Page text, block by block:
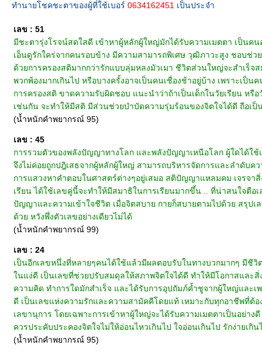
ทำนายโชคชะตาของผู้ที่ใช้เบอร์ 0634162451 เป็นประจำ
เลข : 51
มีชะตารุ่งโรจน์สดใสดี เข้าหาผู้หลักผู้ใหญ่มักได้รับความเมตตา เป็น
เอ็นดูรักใคร่จากคนรอบข้าง มีความสามารถพิเศษ วุฒิภาวะสูง ชอบช่
ด้วยการครองสติมากกว่ารักแบบลุ่มหลงมัวเมา ชีวิตส่วนใหญ่จะสำเร็
พวกพ้องมากเกินไป หรือบางครั้งอาจเป็นคนเชื่องช้าอยู่บ้าง เพราะเ
การครองสติ ขาดความรับผิดชอบ แนะนำว่าถ้าเป็นเด็กในวัยเรียน ห
เช่นกัน จะทำให้มีสติ มีส่วนช่วยบำบัดความรุ่มร้อนของจิตใจได้ดี ถือเป็
(น้ำหนักคำพยากรณ์ 95)
เลข : 45
การรวมตัวของพลังปัญญาทางโลก และพลังปัญญาเหนือโลก ผู้ใดได้ใ
จึงไม่ค่อยถูกปฎิเสธจากผู้หลักผู้ใหญ่ สามารถบริหารจัดการและลำดับค
การแสวงหาคำตอบในศาสตร์ต่างๆอยู่เสมอ สติปัญญาแหลมคม เจรจา
เรียน ได้ใช้เลขคู่นี้จะทำให้มีสมาธิในการเรียนมากขึ้น .. ที่น่าสนใจตื
ปัญญาและความเข้าใจชีวิต เมื่อจิตสบาย กายก็สบายตามไปด้วย สรุป
ด้วย หวังพึ่งตัวเลขอย่างเดียวไม่ได้
(น้ำหนักคำพยากรณ์ 99)
เลข : 24
เป็นอีกเลขหนึ่งที่หลายๆคนได้ใช้แล้วมีผลตอบรับในทางบวกมากๆ มีชี
ในแง่ดี เป็นเลขที่ช่วยปรับสมดุลให้สภาพจิตใจได้ดี ทำให้มีโอกาสและ
ความคิด ทำการใดมักสำเร็จ และได้รับการอุปถัมภ์ค้ำชูจากผู้ใหญ่และเ
ดี เป็นเลขแห่งความรักและความสามัคคีโดยแท้ เหมาะกับทุกอาชีพที่ต้
เลขานุการ โดยเฉพาะการเข้าหาผู้ใหญ่จะได้รับความเมตตาเป็นอย่า
ควรประคับประคองจิตใจไม่ให้อ่อนไหวเกินไป ใจอ่อนเกินไป รักง่ายเกิ
(น้ำหนักคำพยากรณ์ 95)